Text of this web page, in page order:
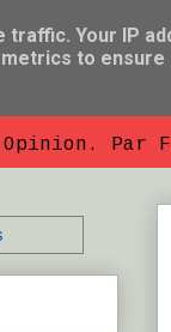
Par
Your IP
to ensure